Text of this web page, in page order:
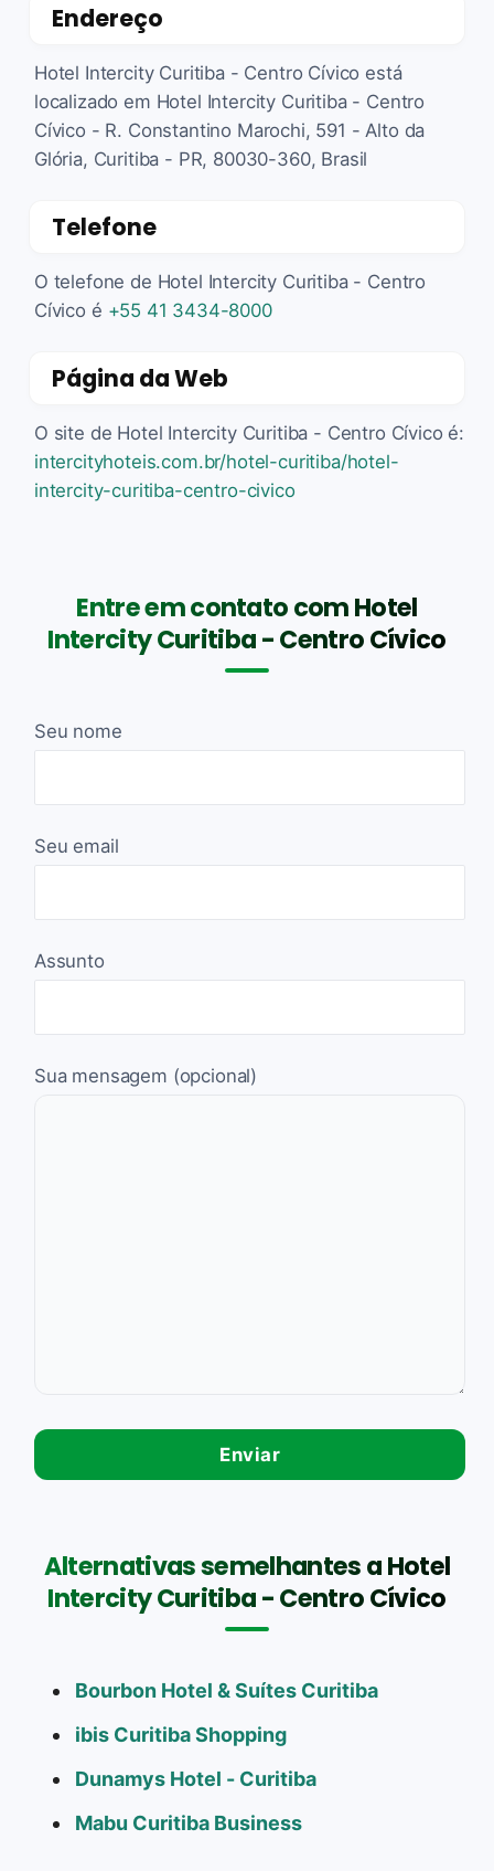
Endereço
Hotel Intercity Curitiba - Centro Cívico está
localizado em Hotel Intercity Curitiba - Centro
Cívico - R. Constantino Marochi, 591 - Alto da
Glória, Curitiba - PR, 80030-360, Brasil
Telefone
O telefone de Hotel Intercity Curitiba - Centro
Cívico é +55 41 3434-8000
Página da Web
O site de Hotel Intercity Curitiba - Centro Cívico é:
intercityhoteis.com.br/hotel-curitiba/hotel-
intercity-curitiba-centro-civico
Entre em contato com Hotel
Intercity Curitiba - Centro Cívico
Seu nome
Seu email
Assunto
Sua mensagem (opcional)
Alternativas semelhantes a Hotel
Intercity Curitiba - Centro Cívico
Bourbon Hotel & Suítes Curitiba
ibis Curitiba Shopping
Dunamys Hotel - Curitiba
Mabu Curitiba Business